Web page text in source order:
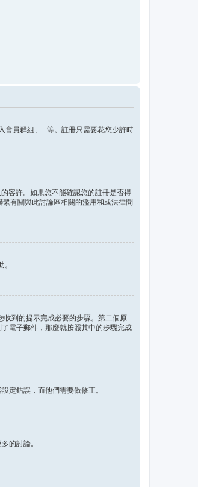
會員群組、...等。註冊只需要花您少許時
容許。如果您不能確認您的註冊是否得
有關與此討論區相關的濫用和或法律問
收到的提示完成必要的步驟。第二個原
電子郵件，那麼就按照其中的步驟完成
定錯誤，而他們需要做修正。
的討論。